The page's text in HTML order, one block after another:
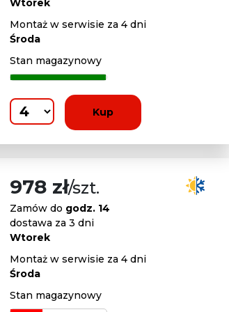
Wtorek
Montaż w serwisie za 4 dni
Środa
Stan magazynowy
Kup
978 zł/szt.
Zamów do godz. 14
dostawa za 3 dni
Wtorek
Montaż w serwisie za 4 dni
Środa
Stan magazynowy